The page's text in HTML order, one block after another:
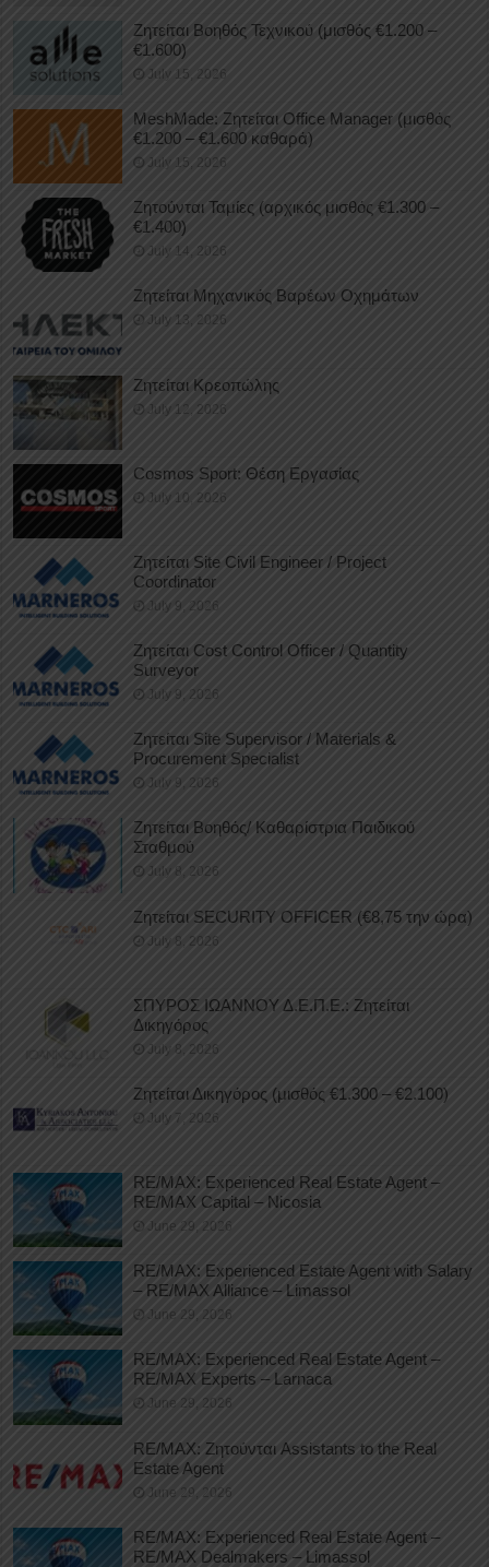
Ζητείται Βοηθός Τεχνικού (μισθός €1.200 –
€1.600)
July 15, 2026
MeshMade: Ζητείται Office Manager (μισθός
€1.200 – €1.600 καθαρά)
July 15, 2026
Ζητούνται Ταμίες (αρχικός μισθός €1.300 –
€1.400)
July 14, 2026
Ζητείται Μηχανικός Βαρέων Οχημάτων
July 13, 2026
Ζητείται Κρεοπώλης
July 12, 2026
Cosmos Sport: Θέση Εργασίας
July 10, 2026
Ζητείται Site Civil Engineer / Project
Coordinator
July 9, 2026
Ζητείται Cost Control Officer / Quantity
Surveyor
July 9, 2026
Ζητείται Site Supervisor / Materials &
Procurement Specialist
July 9, 2026
Ζητείται Βοηθός/ Καθαρίστρια Παιδικού
Σταθμού
July 8, 2026
Ζητείται SECURITY OFFICER (€8,75 την ώρα)
July 8, 2026
ΣΠΥΡΟΣ ΙΩΑΝΝΟΥ Δ.Ε.Π.Ε.: Ζητείται
Δικηγόρος
July 8, 2026
Ζητείται Δικηγόρος (μισθός €1.300 – €2.100)
July 7, 2026
RE/MAX: Experienced Real Estate Agent –
RE/MAX Capital – Nicosia
June 29, 2026
RE/MAX: Experienced Estate Agent with Salary
– RE/MAX Alliance – Limassol
June 29, 2026
RE/MAX: Experienced Real Estate Agent –
RE/MAX Experts – Larnaca
June 29, 2026
RE/MAX: Ζητούνται Assistants to the Real
Estate Agent
June 29, 2026
RE/MAX: Experienced Real Estate Agent –
RE/MAX Dealmakers – Limassol